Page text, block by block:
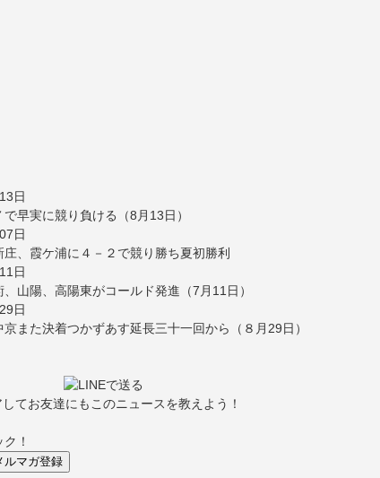
日
早実に競り負ける（8月13日）
日
、霞ケ浦に４－２で競り勝ち夏初勝利
日
山陽、高陽東がコールド発進（7月11日）
日
また決着つかずあす延長三十一回から（８月29日）
てお友達にもこのニュースを教えよう！
！